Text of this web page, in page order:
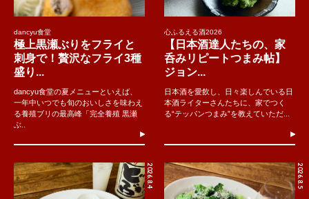
dancyu食堂
極上黒瀬ぶりをフライと
刺身で！贅沢なフライ3種
盛り...
dancyu食堂の夏メニューといえば、
一年中いつでも旬のおいしさを味わえ
る養殖ブリの最高峰「完全養殖 黒瀬
ぶ..
心ふるえる酒2026
【日本酒達人たちの、家
呑みリピートつまみ帖】
ジョン...
日本酒を愛飲し、日々楽しんでいる日
本酒ライターさんたちに、家でつく
る“テッパンつまみ”を教えていただ...
2026.8.4 2026.8.5